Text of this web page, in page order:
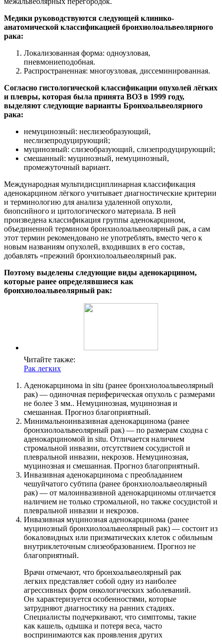
Медики руководствуются следующей клинико-
анатомической классификацией бронхиолоальвеолярного
рака:
Локализованная форма: одноузловая,
пневмониеподобная.
Распространенная: многоузло­вая, диссеминированная.
Согласно гистологической классификации опухолей лёгких
и плевры, которая была принята ВОЗ в 1999 году,
выделяют следующие варианты Бронхоальвеолярного
рака:
немуцинозный: неслизеобразующий,
неслизепродуцирующий;
муцинозный: слизеобразующий, слизепродуцирующий;
смешанный: муцинозный, немуцинозный,
промежуточный вариант.
Международная мультидисциплинарная классификация
аденокарцином лёгкого учитывает диагностические критерии
и терминологию для анализа удаленной опухоли,
биопсийного и цитологического материала. В ней
произведена классификация группы аденокарцином,
объединенной термином бронхиолоальвеолярный рак, а сам
этот термин рекомендовано не употреблять, вместо чего к
новым названиям опухолей, входивших в его состав,
добавлять «прежний бронхиолоальвеолярный рак.
Поэтому выделены следующие виды аденокарцином,
которые ранее определявшиеся как
бронхиолоальвеолярный рак:
Читайте также:
Рак легких
Аденокарцинома in situ (ранее бронхиолоальвеолярный
рак) — одиночная периферическая опухоль с размерами
не более 3 мм.. Немуцинозная, муцинозная и
смешанная. Прогноз благоприятный.
Минимальноинвазивная аденокарцинома (ранее
бронхиолоальвеолярный рак) — по размерам сходна с
аденокарциномой in situ. Отличается наличием
стромальной инвазии, отсутствием сосудистой и
плевральной инвазии, некрозов. Немуцинозная,
муцинозная и смешанная. Прогноз благоприятный.
Инвазивная аденокарцинома с преобладанием
чешуйчатого субтипа (ранее бронхиолоальвеолярный
рак) — от малоинвазивной аденокарциномы отличается
наличием не только стромальной, но также сосудистой и
плевральной инвазии и некрозов.
Инвазивная муцинозная аденокарцинома (ранее
муцинозный бронхиолоальвеолярный рак) — состоит из
бокаловидных или призматических клеток с обильным
внутриклеточным слизеобразованием. Прогноз не
благоприятный.
Врачи отмечают, что бронхоальвеолярный рак
легких представляет собой одну из наиболее
агрессивных форм онкологических заболеваний.
Он характеризуется особенностями, которые
затрудняют диагностику на ранних стадиях.
Специалисты подчеркивают, что симптомы, такие
как кашель, одышка и потеря веса, часто
воспринимаются как проявления других